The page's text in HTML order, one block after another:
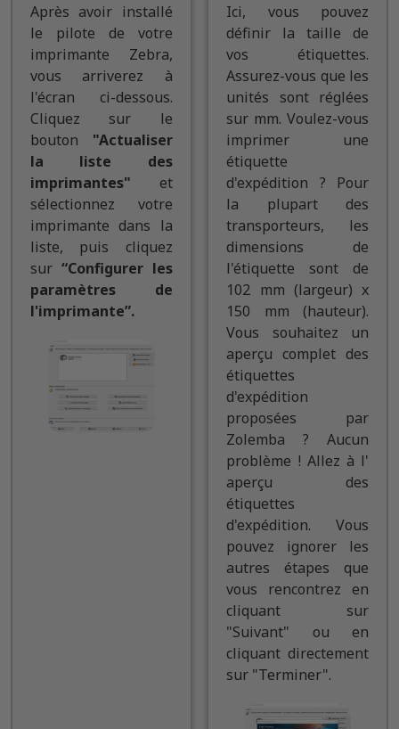
Après avoir installé
le pilote de votre
imprimante Zebra,
vous arriverez à
l'écran ci-dessous.
Cliquez sur le
bouton "Actualiser
la liste des
imprimantes" et
sélectionnez votre
imprimante dans la
liste, puis cliquez
sur “Configurer les
paramètres de
l'imprimante”.
Ici, vous pouvez
définir la taille de
vos étiquettes.
Assurez-vous que les
unités sont réglées
sur mm. Voulez-vous
imprimer une
étiquette
d'expédition ? Pour
la plupart des
transporteurs, les
dimensions de
l'étiquette sont de
102 mm (largeur) x
150 mm (hauteur).
Vous souhaitez un
aperçu complet des
étiquettes
d'expédition
proposées par
Zolemba ? Aucun
problème ! Allez à l'
aperçu des
étiquettes
d'expédition. Vous
pouvez ignorer les
autres étapes que
vous rencontrez en
cliquant sur
"Suivant" ou en
cliquant directement
sur "Terminer".